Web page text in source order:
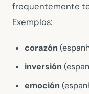
frequentemente
Exemplos:
corazón
inversión
emoción